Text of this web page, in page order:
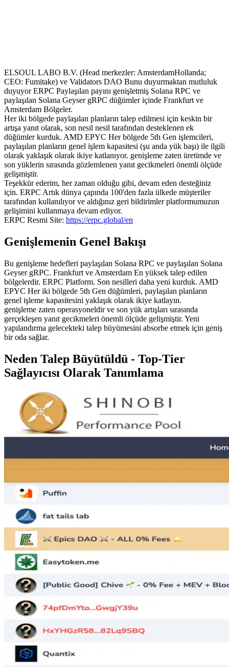
ELSOUL LABO B.V. (Head merkezler: AmsterdamHollanda;
CEO: Fumitake) ve Validators DAO Bunu duyurmaktan mutluluk
duyuyor ERPC Paylaşılan payını genişletmiş Solana RPC ve
paylaşılan Solana Geyser gRPC düğümler içinde Frankfurt ve
Amsterdam Bölgeler.
Her iki bölgede paylaşılan planların talep edilmesi için keskin bir
artışa yanıt olarak, son nesil nesil tarafından desteklenen ek
düğümler kurduk. AMD EPYC Her bölgede 5th Gen işlemcileri,
paylaşılan planların genel işlem kapasitesi (şu anda yük başı) ile ilgili
olarak yaklaşık olarak ikiye katlanıyor. genişleme zaten üretimde ve
son yüklerin sırasında gözlemlenen yanıt gecikmeleri önemli ölçüde
gelişmiştir.
Teşekkür ederim, her zaman olduğu gibi, devam eden desteğiniz
için. ERPC Artık dünya çapında 100'den fazla ülkede müşteriler
tarafından kullanılıyor ve aldığınız geri bildirimler platformumuzun
gelişimini kullanmaya devam ediyor.
ERPC Resmi Site: https://erpc.global/en
Genişlemenin Genel Bakışı
Bu genişleme hedefleri paylaşılan Solana RPC ve paylaşılan Solana
Geyser gRPC. Frankfurt ve Amsterdam En yüksek talep edilen
bölgelerdir. ERPC Platform. Son nesilleri daha yeni kurduk. AMD
EPYC Her iki bölgede 5th Gen düğümleri, paylaşılan planların
genel işleme kapasitesini yaklaşık olarak ikiye katlayın.
genişleme zaten operasyoneldir ve son yük artışları sırasında
gerçekleşen yanıt gecikmeleri önemli ölçüde gelişmiştir. Yeni
yapılandırma gelecekteki talep büyümesini absorbe etmek için geniş
bir oda sağlar.
Neden Talep Büyütüldü - Top-Tier
Sağlayıcısı Olarak Tanımlama